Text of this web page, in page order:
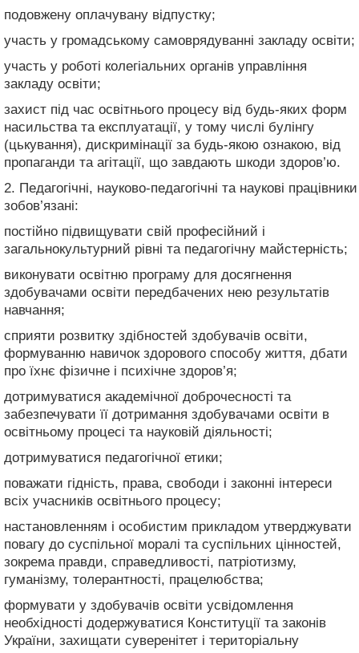
подовжену оплачувану відпустку;
участь у громадському самоврядуванні закладу освіти;
участь у роботі колегіальних органів управління
закладу освіти;
захист під час освітнього процесу від будь-яких форм
насильства та експлуатації, у тому числі булінгу
(цькування), дискримінації за будь-якою ознакою, від
пропаганди та агітації, що завдають шкоди здоров’ю.
2. Педагогічні, науково-педагогічні та наукові працівники
зобов’язані:
постійно підвищувати свій професійний і
загальнокультурний рівні та педагогічну майстерність;
виконувати освітню програму для досягнення
здобувачами освіти передбачених нею результатів
навчання;
сприяти розвитку здібностей здобувачів освіти,
формуванню навичок здорового способу життя, дбати
про їхнє фізичне і психічне здоров’я;
дотримуватися академічної доброчесності та
забезпечувати її дотримання здобувачами освіти в
освітньому процесі та науковій діяльності;
дотримуватися педагогічної етики;
поважати гідність, права, свободи і законні інтереси
всіх учасників освітнього процесу;
настановленням і особистим прикладом утверджувати
повагу до суспільної моралі та суспільних цінностей,
зокрема правди, справедливості, патріотизму,
гуманізму, толерантності, працелюбства;
формувати у здобувачів освіти усвідомлення
необхідності додержуватися Конституції та законів
України, захищати суверенітет і територіальну